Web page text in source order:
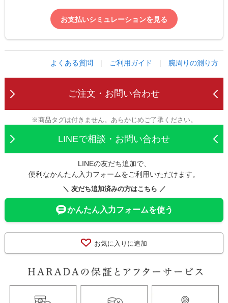
お支払いシミュレーションを見る
よくある質問 | ご利用ガイド | 腕周りの測り方
ご注文・お問い合わせ
※商品タグは付きません。あらかじめご了承ください。
LINEで相談・お問い合わせ
LINEの友だち追加で、
便利なかんたん入力フォームをご利用いただけます。
＼ 友だち追加済みの方はこちら ／
かんたん入力フォームを使う
お気に入りに追加